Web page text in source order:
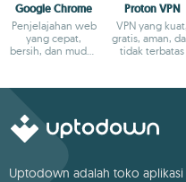
Google Chrome
Penjelajahan web
yang cepat,
bersih, dan mudah
Proton VPN
VPN yang kuat,
gratis, aman,
tidak terbatas
Uptodown adalah toko